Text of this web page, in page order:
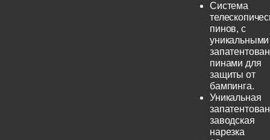
Система
пинов, с
уникальными
пинами для
защиты от
бампинга.
Уникальная
заводская
нарезка